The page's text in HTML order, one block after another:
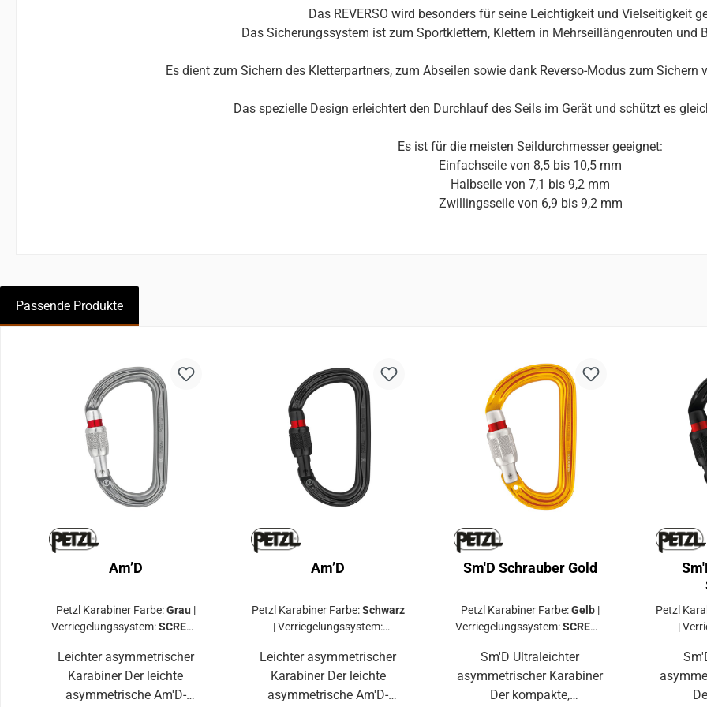
Das REVERSO wird besonders für seine Leichtigkeit und Vielseitigkeit
Das Sicherungssystem ist zum Sportklettern, Klettern in Mehrseillängenrouten und
Es dient zum Sichern des Kletterpartners, zum Abseilen sowie dank Reverso-Modus zum Sichern
Das spezielle Design erleichtert den Durchlauf des Seils im Gerät und schützt es
Es ist für die meisten Seildurchmesser geeignet:
Einfachseile von 8,5 bis 10,5 mm
Halbseile von 7,1 bis 9,2 mm
Zwillingsseile von 6,9 bis 9,2 mm
Passende Produkte
Am’D
Petzl Karabiner Farbe:Grau |
Verriegelungssystem:SCREW-
Leichter asymmetrischer
Karabiner Der leichte
asymmetrische Am'D-
Am’D
Petzl Karabiner Farbe:Schwarz
|Verriegelungssystem:
Leichter asymmetrischer
Karabiner Der leichte
asymmetrische Am'D-
Sm'D Schrauber Gold
Petzl Karabiner Farbe:Gelb |
Verriegelungssystem:SCREW-
Sm'D Ultraleichter
asymmetrischer Karabiner
Der kompakte,
Petzl
|
Sm'D
Der